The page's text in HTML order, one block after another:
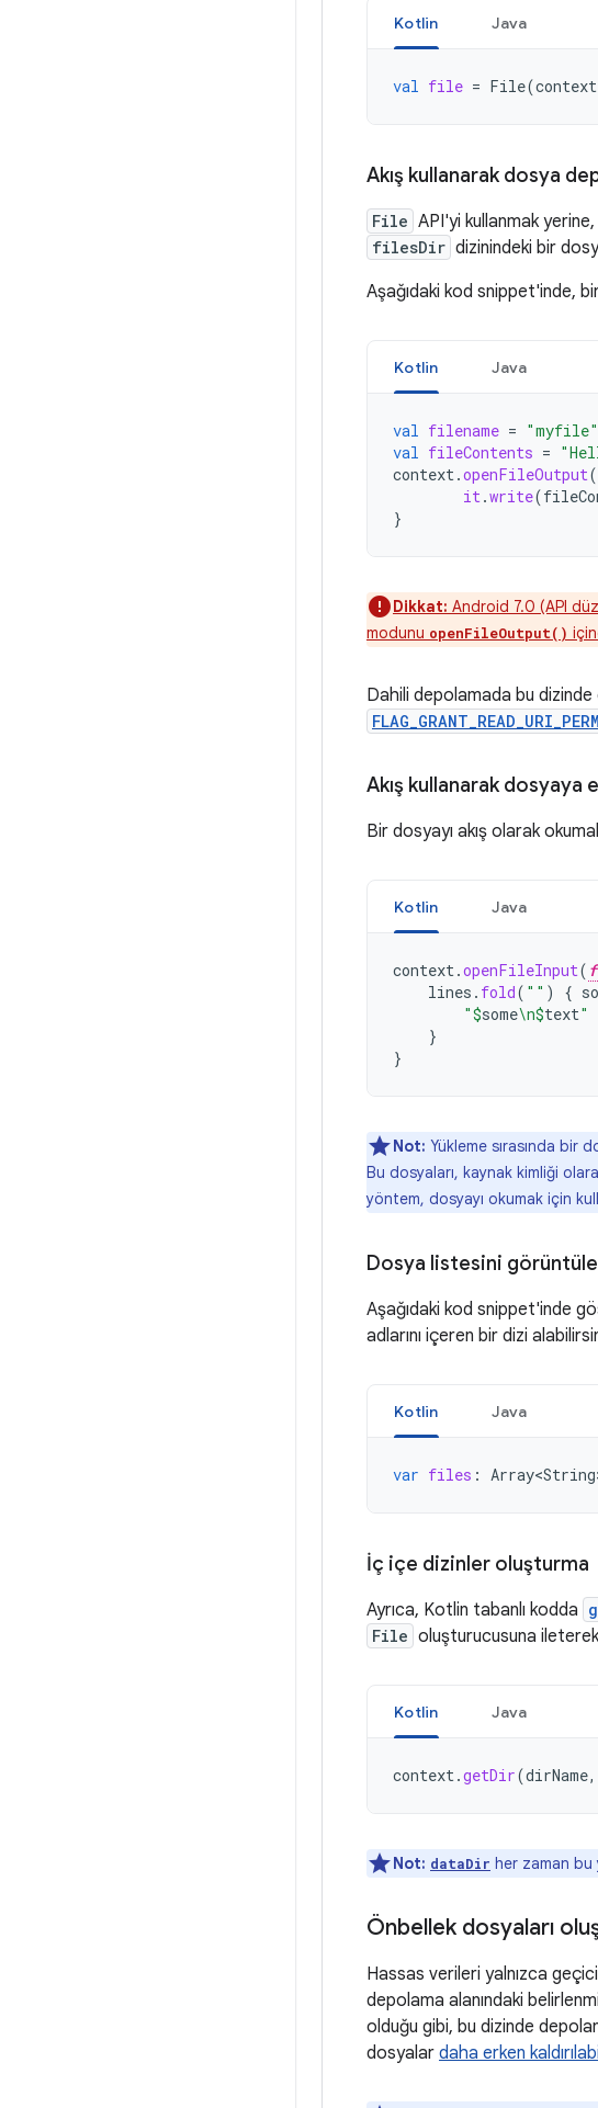
Kotlin Java
val file = File(context
Akış kullanarak dosya
File API'yi kullanmak yerine,
filesDir dizinindeki bir
Aşağıdaki kod snippet'inde,
Kotlin Java
val filename = "myfile"
val fileContents =
context.openFileOutput(
it.write(
}
Dikkat: Android 7.0 (API
modunu openFileOutput()
Dahili depolamada bu dizinde
Akış kullanarak dosyaya
Bir dosyayı akış olarak
Kotlin Java
context.openFileInput(
lines . fold( "" ) {
"$some\n$text"
}
}
Not: Yükleme sırasında bir
Bu dosyaları, kaynak kimliği
yöntem, dosyayı okumak için
Dosya listesini
Aşağıdaki kod snippet'inde
adlarını içeren bir dizi
Kotlin Java
var files :
İç içe dizinler oluşturma
Ayrıca, Kotlin tabanlı kodda
File oluşturucusuna
Kotlin Java
context.getDir(dirName,
Not: dataDir her zaman
Önbellek dosyaları
Hassas verileri yalnızca
depolama alanındaki
olduğu gibi, bu dizinde
dosyalar daha erken